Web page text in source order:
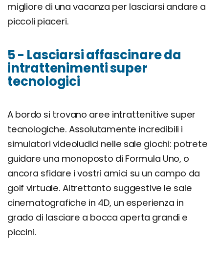
migliore di una vacanza per lasciarsi andare a
piccoli piaceri.
5 - Lasciarsi affascinare da
intrattenimenti super
tecnologici
A bordo si trovano aree intrattenitive super
tecnologiche. Assolutamente incredibili i
simulatori videoludici nelle sale giochi: potrete
guidare una monoposto di Formula Uno, o
ancora sfidare i vostri amici su un campo da
golf virtuale. Altrettanto suggestive le sale
cinematografiche in 4D, un esperienza in
grado di lasciare a bocca aperta grandi e
piccini.